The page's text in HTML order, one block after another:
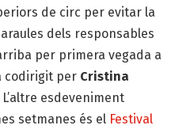
de circ per evitar la
dels responsables
per primera vegada a
codirigit per Cristina
L’altre esdeveniment
setmanes és el Festival